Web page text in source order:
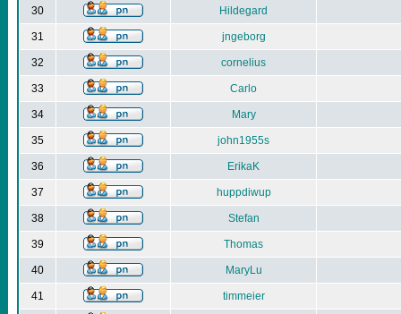
30 Hildegard
31 jngeborg
32 cornelius
33 Carlo
34 Mary
35 john1955s
36 ErikaK
37 huppdiwup
38 Stefan
39 Thomas
40 MaryLu
41 timmeier